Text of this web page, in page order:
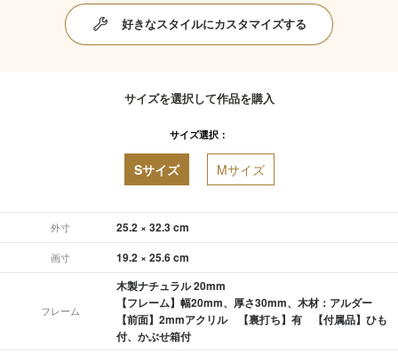
好きなスタイルにカスタマイズする
サイズを選択して作品を購入
サイズ選択：
Sサイズ Mサイズ
外寸 25.2 × 32.3 cm
画寸 19.2 × 25.6 cm
フレーム
木製ナチュラル 20mm
【フレーム】幅20mm、厚さ30mm、木材：アルダー
【前面】2mmアクリル 【裏打ち】有 【付属品】ひも
付、かぶせ箱付